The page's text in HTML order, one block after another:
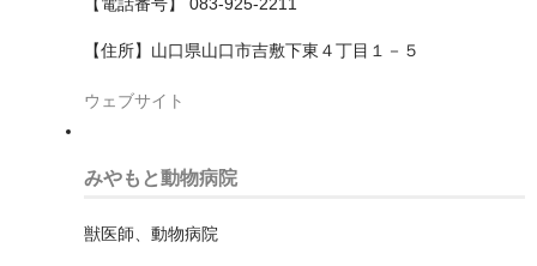
文京区
新宿区
日野市
【住所】山口県山口市吉敷下東４丁目１－５
ウェブサイト
みやもと動物病院
獣医師、動物病院